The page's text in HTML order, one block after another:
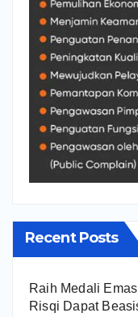
Recent Posts
Raih Medali
Risqi Dapat